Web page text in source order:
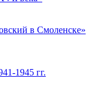
в Смоленске»
1945 гг.